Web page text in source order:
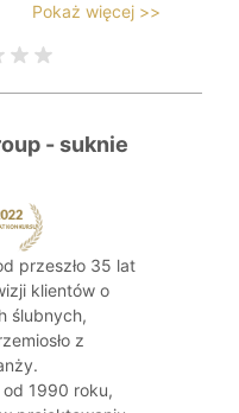
Pokaż więcej >>
- suknie
przeszło 35 lat
klientów o
ślubnych,
z
1990 roku,